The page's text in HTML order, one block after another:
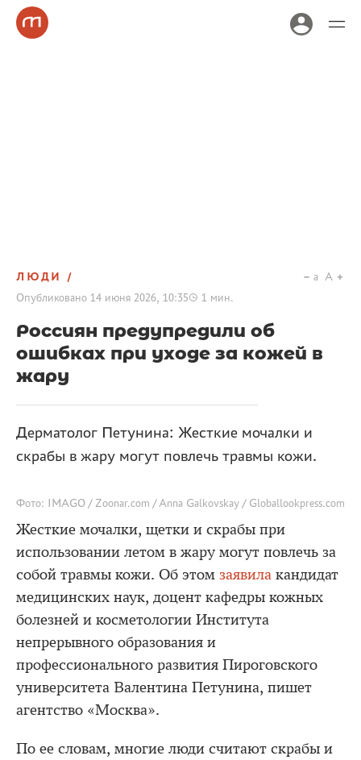
ЛЮДИ
Опубликовано 14 июня 2026, 10:35 1 мин.
a A
Россиян предупредили об
ошибках при уходе за кожей в
жару
Дерматолог Петунина: Жесткие мочалки и
скрабы в жару могут повлечь травмы кожи.
Фото: IMAGO / Zoonar.com / Anna Galkovskay / Globallookpress.com
Жесткие мочалки, щетки и скрабы при
использовании летом в жару могут повлечь за
собой травмы кожи. Об этом заявила кандидат
медицинских наук, доцент кафедры кожных
болезней и косметологии Института
непрерывного образования и
профессионального развития Пироговского
университета Валентина Петунина, пишет
агентство «Москва».
По ее словам, многие люди считают скрабы и